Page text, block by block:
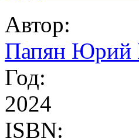
Автор:
Папян Юрий
Год:
2024
ISBN: